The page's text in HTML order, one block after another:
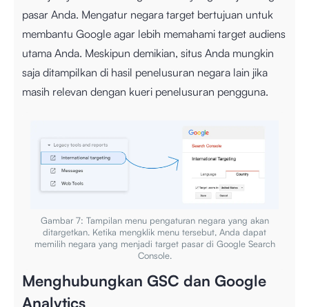
pasar Anda. Mengatur negara target bertujuan untuk
membantu Google agar lebih memahami target audiens
utama Anda. Meskipun demikian, situs Anda mungkin
saja ditampilkan di hasil penelusuran negara lain jika
masih relevan dengan kueri penelusuran pengguna.
Gambar 7: Tampilan menu pengaturan negara yang akan
ditargetkan. Ketika mengklik menu tersebut, Anda dapat
memilih negara yang menjadi target pasar di Google Search
Console.
Menghubungkan GSC dan Google
Analytics